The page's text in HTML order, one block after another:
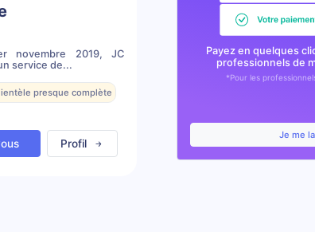
novembre 2019, JC
service de...
presque complète
Profil
Payez en quelques
professionnels de
*Pour les
Je me